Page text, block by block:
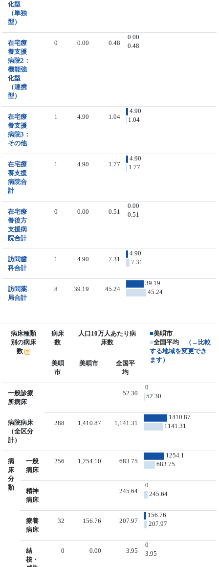
化型
（単独
型）
在宅療
養支援
病院2：
機能強
化型
（連携
型）
0 0.00 0.48
0.00
0.48
在宅療
養支援
病院3：
その他
1 4.90 1.04
4.90
1.04
在宅療
養支援
病院合
計
1 4.90 1.77
4.90
1.77
在宅療
養後方
支援病
院合計
0 0.00 0.51
0.00
0.51
訪問歯
科合計
1 4.90 7.31
4.90
7.31
訪問薬
局合計
8 39.19 45.24
39.19
45.24
病床種類
別の病床
数
病床
数
人口10万人あたり病
床数
■美唄市
■全国平均
（→比較
する地域を変更でき
ます）
美唄
市
美唄市
全国平
均
一般診療
所病床
52.30
0
52.30
病院病床
（全区分
計）
288 1,410.87 1,141.31
1410.87
1141.31
病
床
分
類
一般
病床
256 1,254.10 683.75
1254.1
683.75
精神
病床
245.64
0
245.64
療養
病床
32 156.76 207.97
156.76
207.97
結
核・
0 0.00 3.95
0
3.95